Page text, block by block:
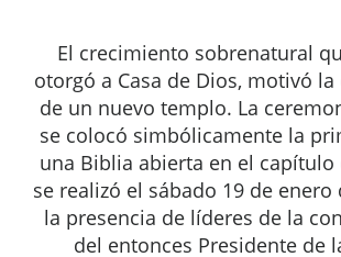
El crecimiento sobrenatural
otorgó a Casa de Dios, motivó
de un nuevo templo. La
se colocó simbólicamente la
una Biblia abierta en el capítulo
se realizó el sábado 19 de enero
la presencia de líderes de la
del entonces Presidente de